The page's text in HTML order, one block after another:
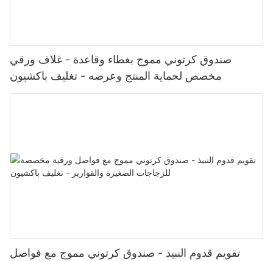
صندوق كرتوني مموج بغطاء وقاعدة - غلاف ورقي
مخصص لحماية المنتج وعرضه - تغليف باكشيون
تقويم قدوم النبيذ - صندوق كرتوني مموج مع فواصل